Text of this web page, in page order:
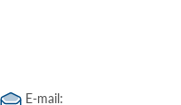
E-mail: